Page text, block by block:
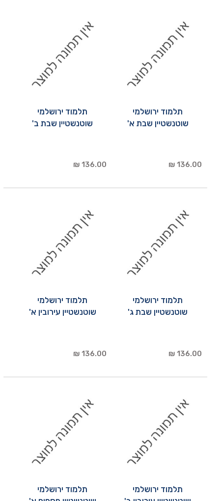
תלמוד ירושלמי
שוטנשטיין שבת א'
136.00 ₪
תלמוד ירושלמי
שוטנשטיין שבת ב'
136.00 ₪
תלמוד ירושלמי
שוטנשטיין שבת ג'
136.00 ₪
תלמוד ירושלמי
שוטנשטיין עירובין א'
136.00 ₪
תלמוד ירושלמי
תלמוד ירושלמי